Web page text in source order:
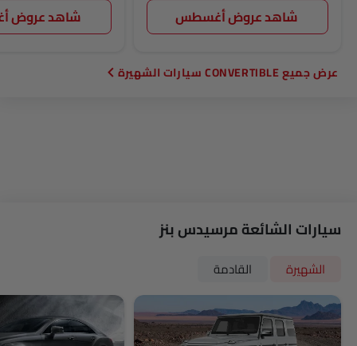
شاهد عروض أغسطس شاهد عروض
CONVERTIBLE سيارات الشهيرة
سيارات الشائعة مرسيدس بنز
الشهيرة القادمة